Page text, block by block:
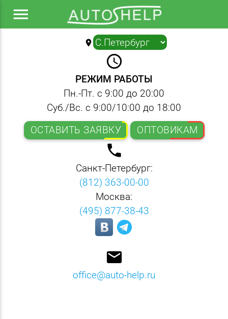
menu
location_on ▼
query_builder
РЕЖИМ РАБОТЫ
Пн.-Пт. с 9:00 до 20:00
Суб./Вс. с 9:00/10:00 до 18:00
ОСТАВИТЬ ЗАЯВКУ
ОПТОВИКАМ
local_phone
Санкт-Петербург:
(812) 363-00-00
Москва:
(495) 877-38-43
email
office@auto-help.ru